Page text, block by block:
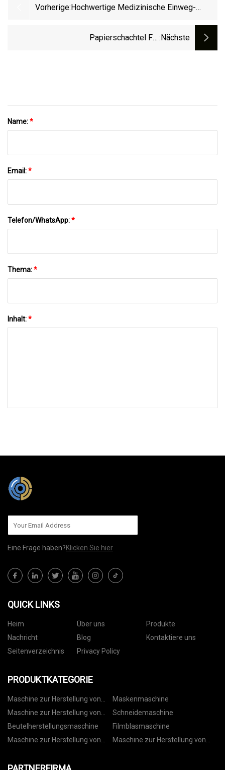
Vorherige:Hochwertige Medizinische Einweg-
Kordelzug Aus Kunststoff
Papierschachtel Für :nächste
Name:*
Email:*
Telefon/WhatsApp:*
Thema:*
Inhalt:*
Eine Frage haben?Klicken Sie hier
QUICK LINKS
Heim Über uns
Produkte
Nachricht
Blog
Kontaktiere uns
Seitenverzeichnis
Privacy Policy
PRODUKTKATEGORIE
Maschine zur Herstellung von
Vliesbeuteln
Maskenmaschine
Maschine zur Herstellung von
Papiertüten
Schneidemaschine
Beutelherstellungsmaschine
Filmblasmaschine
Maschine zur Herstellung von
Maschine zur Herstellung von